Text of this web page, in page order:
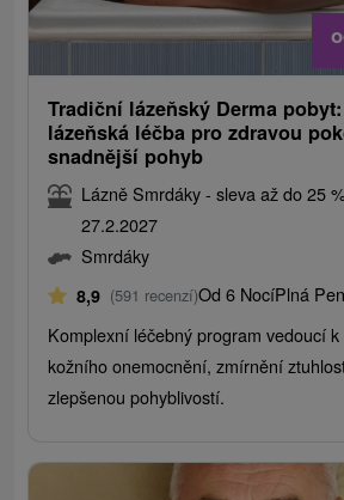
Tradiční lázeňský Derma
lázeňská léčba pro zdravou
snadnější pohyb
Lázně Smrdáky - sleva až do 25
27.2.2027
Smrdáky
8,9 (591 recenzí)Od 6 NocíPlná
Komplexní léčebný program vedoucí
kožního onemocnění, zmírnění
zlepšenou pohyblivostí.